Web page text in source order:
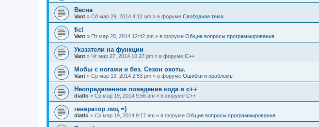
Весна
Vant » Сб мар 29, 2014 4:12 am » в форуме Свободная тема
ficl
Vant » Пт мар 28, 2014 12:42 pm » в форуме Общие вопросы программирования
Указатели на функции
Vant » Чт мар 27, 2014 10:27 pm » в форуме C++
Мобы с ногами и без. Сезон охоты.
Vant » Ср мар 19, 2014 2:53 pm » в форуме Ошибки и проблемы
Неопределенное поведение кода в c++
diatlo » Ср мар 19, 2014 9:56 am » в форуме C++
генератор лиц =)
diatlo » Ср мар 19, 2014 9:17 am » в форуме Общие вопросы программирования